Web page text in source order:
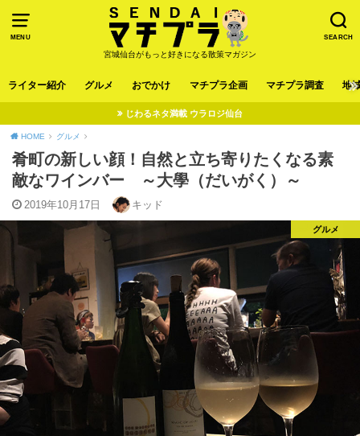
MENU SEARCH
宮城仙台がもっと好きになる散策マガジン
ライター紹介 グルメ おでかけ マチプラ企画 マチプラ調査 地
じわるネタ満載 ウラロジ仙台
HOME グルメ
肴町の新しい顔！自然と立ち寄りたくなる素
敵なワインバー ～大學（だいがく）～
2019年10月17日 キッド
グルメ